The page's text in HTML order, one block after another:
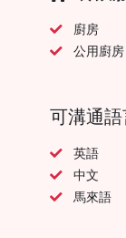
廚房
公用廚房
可溝通
英語
中文
馬來語